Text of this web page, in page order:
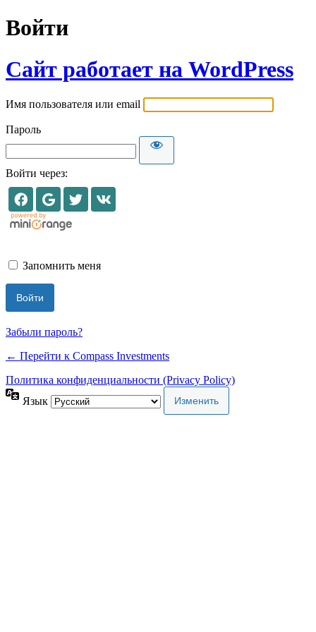
Войти
Сайт работает на WordPress
Имя пользователя или email
Пароль
Войти через:
Запомнить меня
Забыли пароль?
← Перейти к Compass Investments
Политика конфиденциальности (Privacy Policy)
Язык